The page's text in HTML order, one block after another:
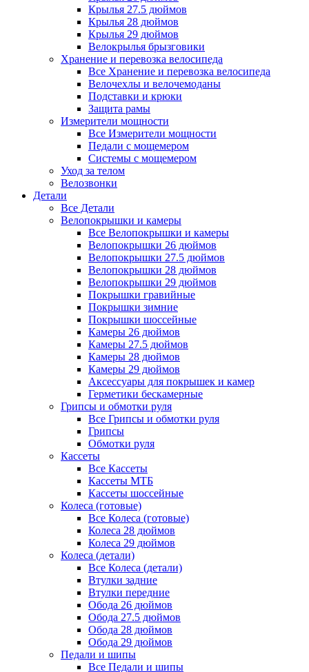
Крылья 27.5 дюймов
Крылья 28 дюймов
Крылья 29 дюймов
Велокрылья брызговики
Хранение и перевозка велосипеда
Все Хранение и перевозка велосипеда
Велочехлы и велочемоданы
Подставки и крюки
Защита рамы
Измерители мощности
Все Измерители мощности
Педали с мощемером
Системы с мощемером
Уход за телом
Велозвонки
Детали
Все Детали
Велопокрышки и камеры
Все Велопокрышки и камеры
Велопокрышки 26 дюймов
Велопокрышки 27.5 дюймов
Велопокрышки 28 дюймов
Велопокрышки 29 дюймов
Покрышки гравийные
Покрышки зимние
Покрышки шоссейные
Камеры 26 дюймов
Камеры 27.5 дюймов
Камеры 28 дюймов
Камеры 29 дюймов
Аксессуары для покрышек и камер
Герметики бескамерные
Грипсы и обмотки руля
Все Грипсы и обмотки руля
Грипсы
Обмотки руля
Кассеты
Все Кассеты
Кассеты МТБ
Кассеты шоссейные
Колеса (готовые)
Все Колеса (готовые)
Колеса 28 дюймов
Колеса 29 дюймов
Колеса (детали)
Все Колеса (детали)
Втулки задние
Втулки передние
Обода 26 дюймов
Обода 27.5 дюймов
Обода 28 дюймов
Обода 29 дюймов
Педали и шипы
Все Педали и шипы